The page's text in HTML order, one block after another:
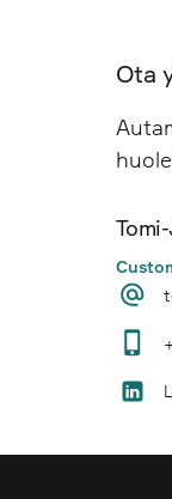
Ota